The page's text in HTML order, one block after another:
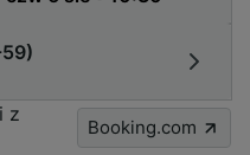
z
Booking.com